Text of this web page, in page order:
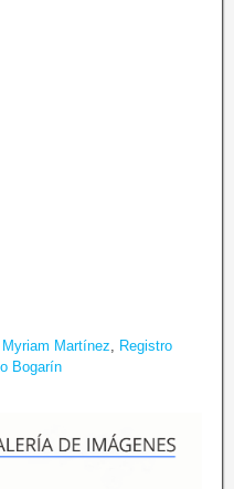
Myriam Martínez, Registro
Bogarín